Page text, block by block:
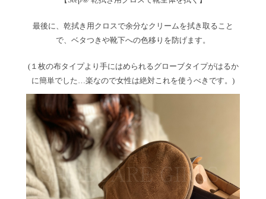
最後に、乾拭き用クロスで余分なクリームを拭き取ること
で、ベタつきや靴下への色移りを防げます。
(１枚の布タイプより手にはめられるグローブタイプがはるか
に簡単でした…楽なので女性は絶対これを使うべきです。)